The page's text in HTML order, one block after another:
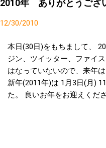
2010年 ありがとうござ
12/30/2010
本日(30日)をもちまして、
ジン、ツイッター、ファイ
はなっていないので、来年
新年(2011年)は 1月3日(月)
た。 良いお年をお迎えくださ